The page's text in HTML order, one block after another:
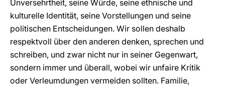
Unversehrtheit, seine Würde, seine ethnische und
kulturelle Identität, seine Vorstellungen und seine
politischen Entscheidungen. Wir sollen deshalb
respektvoll über den anderen denken, sprechen und
schreiben, und zwar nicht nur in seiner Gegenwart,
sondern immer und überall, wobei wir unfaire Kritik
oder Verleumdungen vermeiden sollten. Familie,